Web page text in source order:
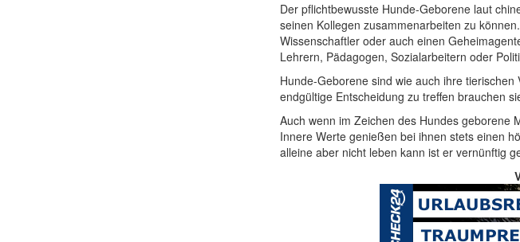
Der pflichtbewusste Hunde-Geborene laut
seinen Kollegen zusammenarbeiten zu
Wissenschaftler oder auch einen
Lehrern, Pädagogen, Sozialarbeitern oder
Hunde-Geborene sind wie auch ihre
endgültige Entscheidung zu treffen brauchen
Auch wenn im Zeichen des Hundes geborene
Innere Werte genießen bei ihnen stets einen
alleine aber nicht leben kann ist er vernünftig